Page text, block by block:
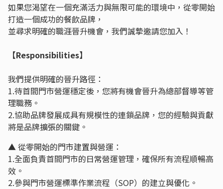
如果您渴望在一個充滿活力與無限可能的環境中，從零開始
打造一個成功的餐飲品牌，
並尋求明確的職涯晉升機會，我們誠摯邀請您加入！
【Responsibilities】
我們提供明確的晉升路徑：
1.待首間門市營運穩定後，您將有機會晉升為總部督導等管
理職務。
2.協助品牌發展成具有規模性的連鎖品牌，您的經驗與貢獻
將是品牌擴張的關鍵。
▲ 從零開始的門市建置與營運：
1.全面負責首間門市的日常營運管理，確保所有流程順暢高
效。
2.參與門市營運標準作業流程（SOP）的建立與優化。